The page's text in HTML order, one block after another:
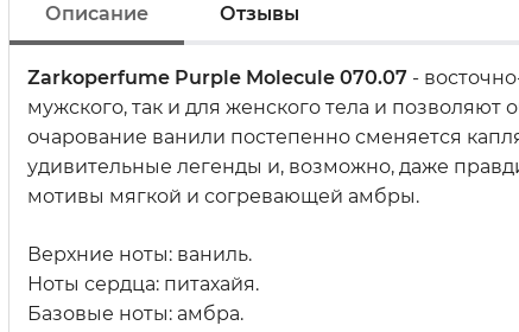
Описание Отзывы
Zarkoperfume Purple Molecule 070.07 -
мужского, так и для женского тела и
очарование ванили постепенно сменяется
удивительные легенды и, возможно, даже
мотивы мягкой и согревающей амбры.
Верхние ноты: ваниль.
Ноты сердца: питахайя.
Базовые ноты: амбра.